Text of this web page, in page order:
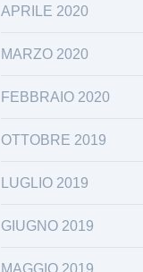
APRILE 2020
MARZO 2020
FEBBRAIO 2020
OTTOBRE 2019
LUGLIO 2019
GIUGNO 2019
MAGGIO 2019